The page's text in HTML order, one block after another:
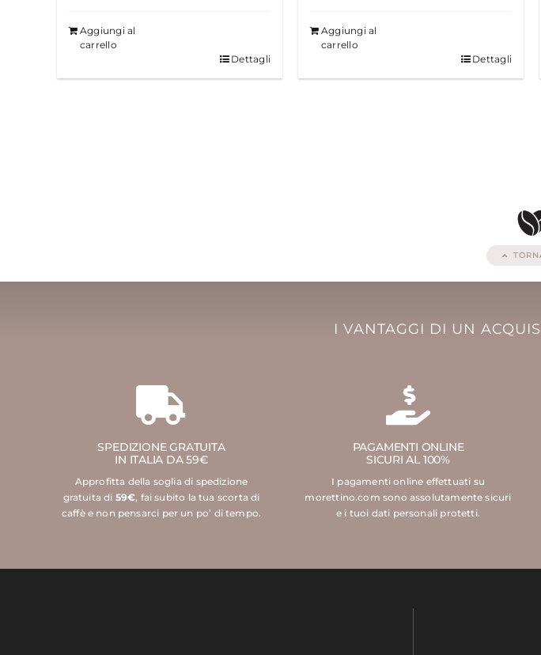
Aggiungi al
carrello
Dettagli
Aggiungi al
carrello
Dettagli
I VANTAGGI DI UN
SPEDIZIONE GRATUITA
IN ITALIA DA 59€
Approfitta della soglia di spedizione
gratuita di 59€, fai subito la tua scorta di
caffè e non pensarci per un po’ di tempo.
PAGAMENTI ONLINE
SICURI AL 100%
I pagamenti online effettuati su
morettino.com sono assolutamente sicuri
e i tuoi dati personali protetti.